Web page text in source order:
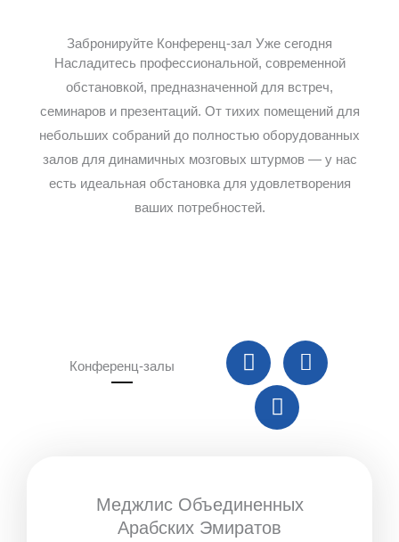
Забронируйте Конференц-зал Уже сегодня
Насладитесь профессиональной, современной
обстановкой, предназначенной для встреч,
семинаров и презентаций. От тихих помещений для
небольших собраний до полностью оборудованных
залов для динамичных мозговых штурмов — у нас
есть идеальная обстановка для удовлетворения
ваших потребностей.
Конференц-залы
P
h
-
p
E
n
W
h
a
t
p
Меджлис Объединенных
Арабских Эмиратов